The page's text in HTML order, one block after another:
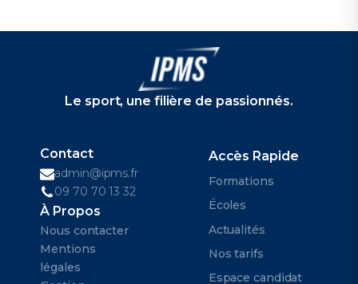
Le sport, une filière de passionnés.
Contact
admin@ipms.fr
09 70 70 13 32
À Propos
Nous contacter
Mentions
légales
Accès Rapide
Formations
Écoles
Actualités
Nos tarifs
Espace candidat